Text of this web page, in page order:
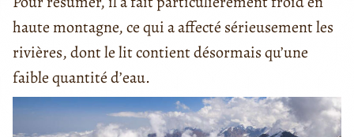
haute montagne, ce qui a affecté sérieusement les
rivières, dont le lit contient désormais qu’une
faible quantité d’eau.